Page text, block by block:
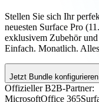
Stellen Sie sich Ihr
neuesten Surface Pro
exklusivem Zubehör
Einfach. Monatlich.
Jetzt Bundle konfigurieren
Offizieller B2B-Partner:
MicrosoftOffice 365